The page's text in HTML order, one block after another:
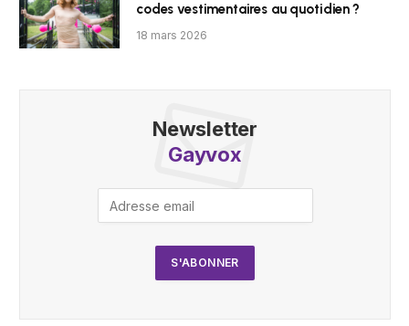
codes vestimentaires au quotidien ?
18 mars 2026
Newsletter
Gayvox